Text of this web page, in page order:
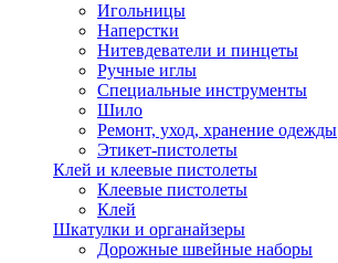
Игольницы
Наперстки
Нитевдеватели и пинцеты
Ручные иглы
Специальные инструменты
Шило
Ремонт, уход, хранение одежды
Этикет-пистолеты
Клей и клеевые пистолеты
Клеевые пистолеты
Клей
Шкатулки и органайзеры
Дорожные швейные наборы